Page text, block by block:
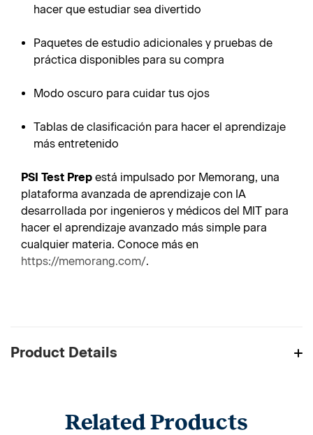
hacer que estudiar sea divertido
Paquetes de estudio adicionales y pruebas de
práctica disponibles para su compra
Modo oscuro para cuidar tus ojos
Tablas de clasificación para hacer el aprendizaje
más entretenido
PSI Test Prep está impulsado por Memorang, una
plataforma avanzada de aprendizaje con IA
desarrollada por ingenieros y médicos del MIT para
hacer el aprendizaje avanzado más simple para
cualquier materia. Conoce más en
https://memorang.com/.
Product Details
Related Products